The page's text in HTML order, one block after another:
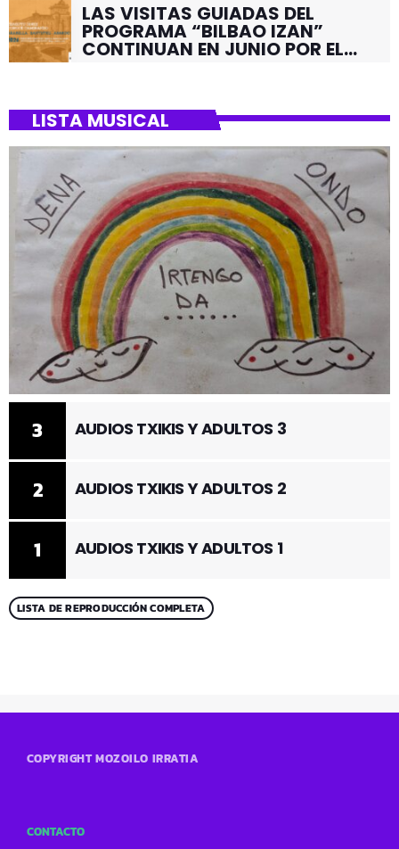
LAS VISITAS GUIADAS DEL
PROGRAMA “BILBAO IZAN”
CONTINUAN EN JUNIO POR EL
LISTA MUSICAL
1 AUDIOS TXIKIS Y ADULTOS 1
2 AUDIOS TXIKIS Y ADULTOS 2
3 AUDIOS TXIKIS Y ADULTOS 3
LISTA DE REPRODUCCIÓN COMPLETA
COPYRIGHT MOZOILO IRRATIA
CONTACTO